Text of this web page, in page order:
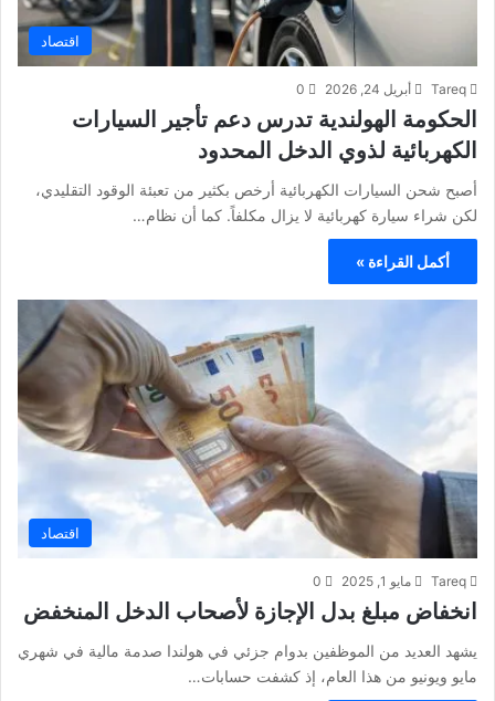
اقتصاد
Tareq أبريل 24, 2026 0
الحكومة الهولندية تدرس دعم تأجير السيارات
الكهربائية لذوي الدخل المحدود
أصبح شحن السيارات الكهربائية أرخص بكثير من تعبئة الوقود التقليدي،
لكن شراء سيارة كهربائية لا يزال مكلفاً. كما أن نظام…
أكمل القراءة »
اقتصاد
Tareq مايو 1, 2025 0
انخفاض مبلغ بدل الإجازة لأصحاب الدخل المنخفض
يشهد العديد من الموظفين بدوام جزئي في هولندا صدمة مالية في شهري
مايو ويونيو من هذا العام، إذ كشفت حسابات…